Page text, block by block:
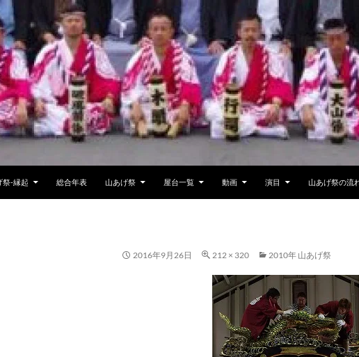
祭-縁起 総合年表 山あげ祭 屋台一覧 動画 演目 山あげ祭の流
2016年9月26日 212 × 320 2010年 山あげ祭